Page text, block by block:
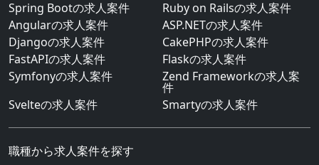
Spring Bootの求人案件
Ruby on Railsの求人案件
Angularの求人案件
ASP.NETの求人案件
Djangoの求人案件
CakePHPの求人案件
FastAPIの求人案件
Flaskの求人案件
Symfonyの求人案件
Zend Frameworkの求人案
件
Svelteの求人案件
Smartyの求人案件
職種から求人案件を探す